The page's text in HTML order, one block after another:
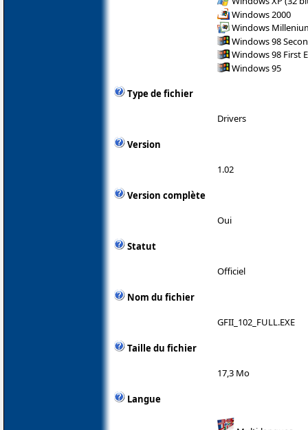
Windows 2000
Windows
Windows 98
Windows 98 First
Windows 95
Type de fichier
Drivers
Version
1.02
Version complète
Oui
Statut
Officiel
Nom du fichier
GFII_102_FULL.EXE
Taille du fichier
17,3 Mo
Langue